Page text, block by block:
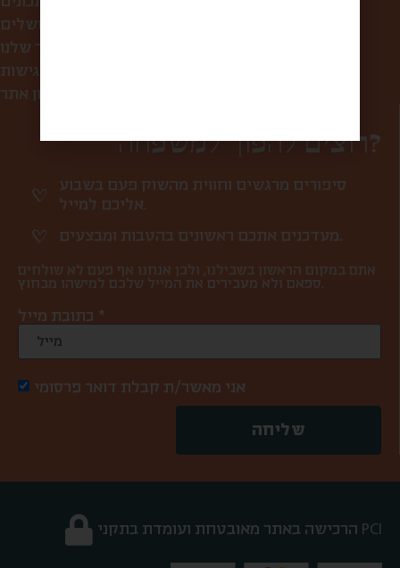
הסיפור שלנו
הצהרת נגישות
תקנון אתר
רוצים להפוך למשפחה?
סיפורים מרגשים וחווית מהשוק פעם בשבוע
אליכם למייל.
מעדכנים אתכם ראשונים בהטבות ומבצעים.
אתם במקום הראשון בשבילנו, ולכן אנחנו אף פעם לא שולחים
ספאם ולא מעבירים את המייל שלכם למישהו מבחוץ.
כתובת מייל *
אני מאשר/ת קבלת דואר פרסומי
שליחה
הרכישה באתר מאובטחת ועומדת בתקני PCI